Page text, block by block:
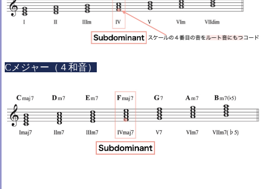
Cメジャー（４和音）